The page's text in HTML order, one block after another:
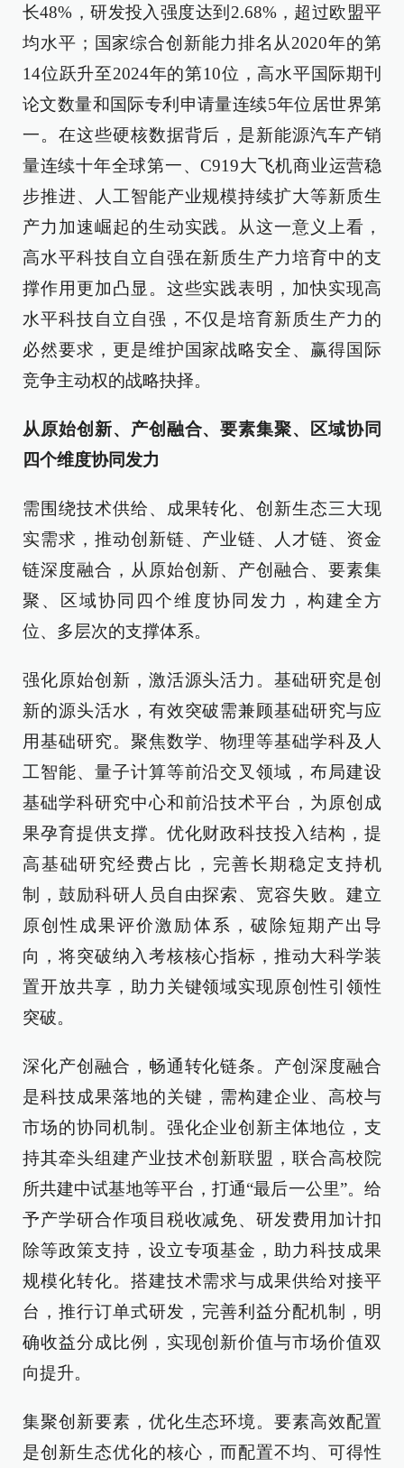
长48%，研发投入强度达到2.68%，超过欧盟平
均水平；国家综合创新能力排名从2020年的第
14位跃升至2024年的第10位，高水平国际期刊
论文数量和国际专利申请量连续5年位居世界第
一。在这些硬核数据背后，是新能源汽车产销
量连续十年全球第一、C919大飞机商业运营稳
步推进、人工智能产业规模持续扩大等新质生
产力加速崛起的生动实践。从这一意义上看，
高水平科技自立自强在新质生产力培育中的支
撑作用更加凸显。这些实践表明，加快实现高
水平科技自立自强，不仅是培育新质生产力的
必然要求，更是维护国家战略安全、赢得国际
竞争主动权的战略抉择。
从原始创新、产创融合、要素集聚、区域协同
四个维度协同发力
需围绕技术供给、成果转化、创新生态三大现
实需求，推动创新链、产业链、人才链、资金
链深度融合，从原始创新、产创融合、要素集
聚、区域协同四个维度协同发力，构建全方
位、多层次的支撑体系。
强化原始创新，激活源头活力。基础研究是创
新的源头活水，有效突破需兼顾基础研究与应
用基础研究。聚焦数学、物理等基础学科及人
工智能、量子计算等前沿交叉领域，布局建设
基础学科研究中心和前沿技术平台，为原创成
果孕育提供支撑。优化财政科技投入结构，提
高基础研究经费占比，完善长期稳定支持机
制，鼓励科研人员自由探索、宽容失败。建立
原创性成果评价激励体系，破除短期产出导
向，将突破纳入考核核心指标，推动大科学装
置开放共享，助力关键领域实现原创性引领性
突破。
深化产创融合，畅通转化链条。产创深度融合
是科技成果落地的关键，需构建企业、高校与
市场的协同机制。强化企业创新主体地位，支
持其牵头组建产业技术创新联盟，联合高校院
所共建中试基地等平台，打通“最后一公里”。给
予产学研合作项目税收减免、研发费用加计扣
除等政策支持，设立专项基金，助力科技成果
规模化转化。搭建技术需求与成果供给对接平
台，推行订单式研发，完善利益分配机制，明
确收益分成比例，实现创新价值与市场价值双
向提升。
集聚创新要素，优化生态环境。要素高效配置
是创新生态优化的核心，而配置不均、可得性